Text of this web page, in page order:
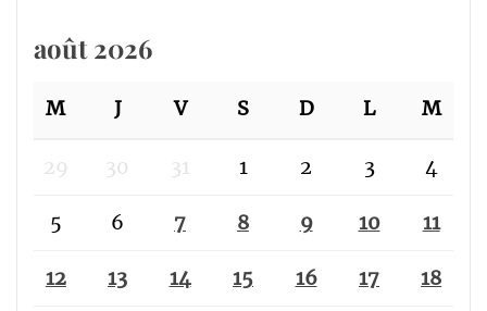
août 2026
M J V S D L M
29 30 31 1 2 3 4
5 6 7 8 9 10 11
12 13 14 15 16 17 18